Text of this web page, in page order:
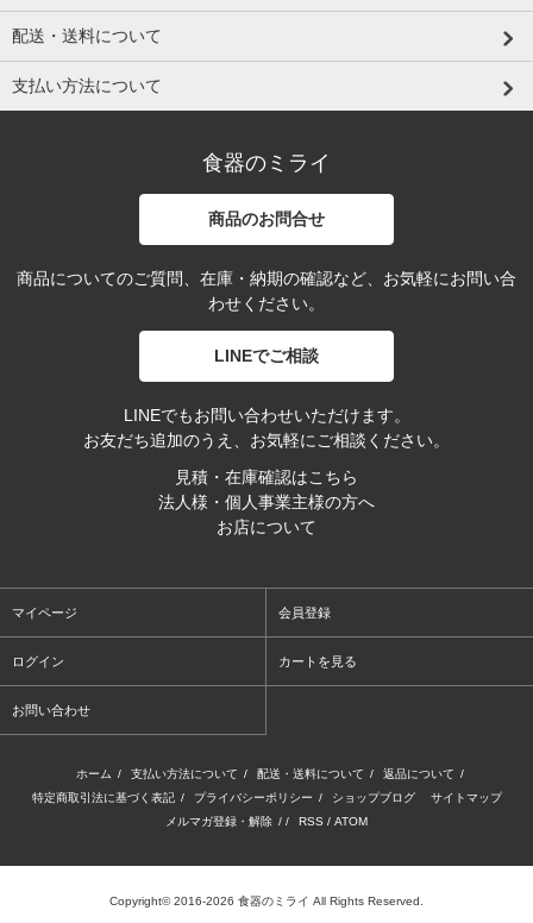
配送・送料について
支払い方法について
食器のミライ
商品のお問合せ
商品についてのご質問、在庫・納期の確認など、お気軽にお問い合
わせください。
LINEでご相談
LINEでもお問い合わせいただけます。
お友だち追加のうえ、お気軽にご相談ください。
見積・在庫確認はこちら
法人様・個人事業主様の方へ
お店について
マイページ 会員登録
ログイン カートを見る
お問い合わせ
ホーム / 支払い方法について / 配送・送料について / 返品について /
特定商取引法に基づく表記 / プライバシーポリシー / ショップブログ
サイトマップ
メルマガ登録・解除 / / RSS / ATOM
Copyright© 2016-2026 食器のミライ All Rights Reserved.